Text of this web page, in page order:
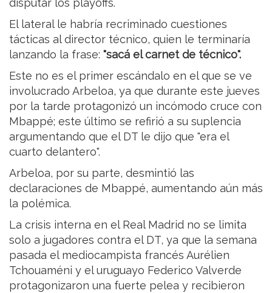
disputar los playoffs.
El lateral le habría recriminado cuestiones
tácticas al director técnico, quien le terminaría
lanzando la frase: "sacá el carnet de técnico".
Este no es el primer escándalo en el que se ve
involucrado Arbeloa, ya que durante este jueves
por la tarde protagonizó un incómodo cruce con
Mbappé; este último se refirió a su suplencia
argumentando que el DT le dijo que "era el
cuarto delantero".
Arbeloa, por su parte, desmintió las
declaraciones de Mbappé, aumentando aún más
la polémica.
La crisis interna en el Real Madrid no se limita
solo a jugadores contra el DT, ya que la semana
pasada el mediocampista francés Aurélien
Tchouaméni y el uruguayo Federico Valverde
protagonizaron una fuerte pelea y recibieron